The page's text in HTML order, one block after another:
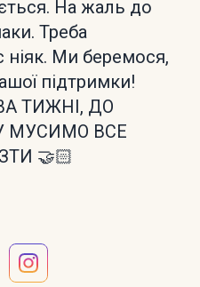
На жаль до
Треба
ніяк. Ми беремося,
підтримки!
ТИЖНІ, ДО
МУСИМО ВСЕ
🤝🏻